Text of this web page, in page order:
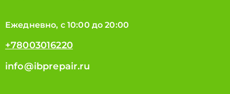
Ежедневно, с 10:00 до 20:00
+78003016220
info@ibprepair.ru